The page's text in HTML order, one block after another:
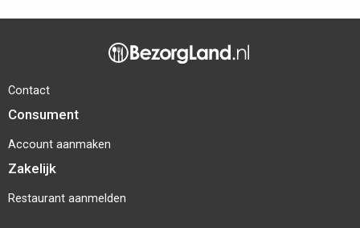
Contact
Consument
Account aanmaken
Zakelijk
Restaurant aanmelden